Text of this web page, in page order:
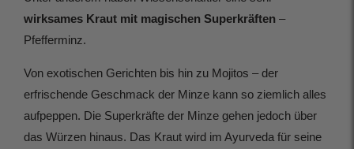
wirksames Kraut mit magischen Superkräften –
Pfefferminz.
Von exotischen Gerichten bis hin zu Mojitos – der
erfrischende Geschmack der Minze kann so ziemlich alles
aufpeppen. Die Superkräfte der Minze gehen jedoch über
das Würzen hinaus. Das Kraut wird im Ayurveda für seine